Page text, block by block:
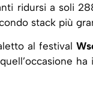
ridursi a soli
stack più
al festival
ha